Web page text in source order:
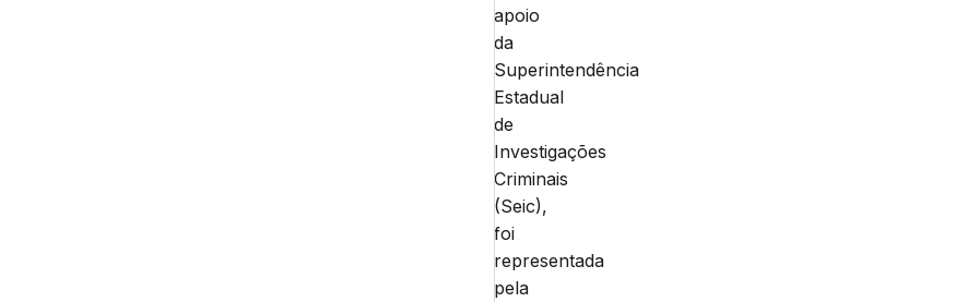
apoio
da
Superintendência
Estadual
de
Investigações
Criminais
(Seic),
foi
representada
pela